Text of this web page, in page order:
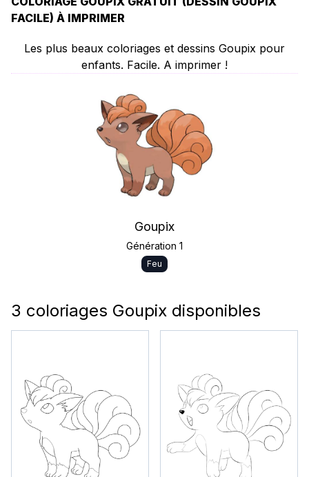
FACILE) À IMPRIMER
Les plus beaux coloriages et dessins Goupix pour
enfants. Facile. A imprimer !
Goupix
Génération 1
Feu
3 coloriages Goupix disponibles